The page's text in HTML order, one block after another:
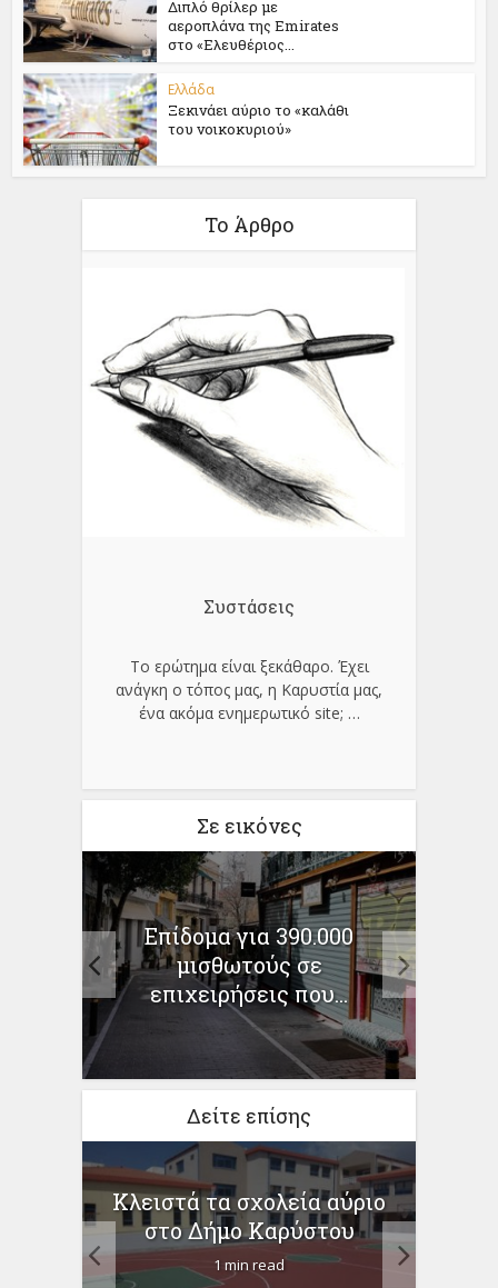
Διπλό θρίλερ με
αεροπλάνα της Emirates
στο «Ελευθέριος...
Ελλάδα
Ξεκινάει αύριο το «καλάθι
του νοικοκυριού»
Το Άρθρο
Συστάσεις
Το ερώτημα είναι ξεκάθαρο. Έχει
ανάγκη ο τόπος μας, η Καρυστία μας,
ένα ακόμα ενημερωτικό site; …
Σε εικόνες
Επίδομα για 390.000
μισθωτούς σε
επιχειρήσεις που...
Δείτε επίσης
Κλειστά τα σχολεία αύριο
στο Δήμο Καρύστου
1 min read